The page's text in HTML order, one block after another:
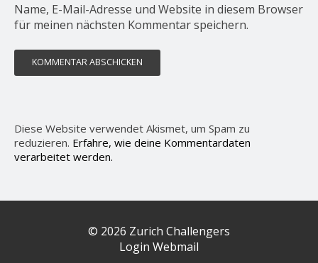
Name, E-Mail-Adresse und Website in diesem Browser
für meinen nächsten Kommentar speichern.
Diese Website verwendet Akismet, um Spam zu
reduzieren. Erfahre, wie deine Kommentardaten
verarbeitet werden.
© 2026 Zurich Challengers
Login Webmail